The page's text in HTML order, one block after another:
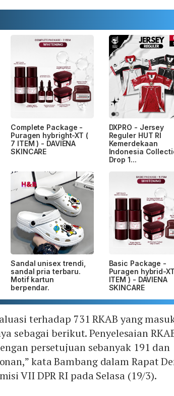
Complete Package -
Puragen hybright-XT (
7 ITEM ) - DAVIENA
SKINCARE
DXPRO - Jersey
Reguler HUT RI
Kemerdekaan
Indonesia
Drop 1...
Sandal unisex trendi,
sandal pria terbaru.
Motif kartun
berpendar.
Basic Package -
Puragen hybrid-
ITEM ) - DAVIENA
SKINCARE
terhadap 731 RKAB yang
sebagai berikut. Penyelesaian
persetujuan sebanyak 191 dan
kata Bambang dalam Rapat
VII DPR RI pada Selasa (19/3).